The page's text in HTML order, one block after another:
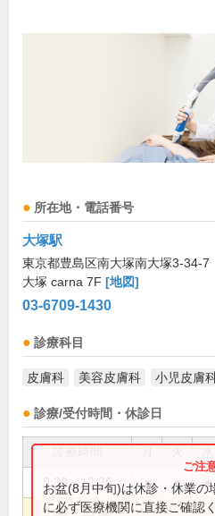
所在地・電話番号
大塚駅
東京都豊島区南大塚南大塚3-34-7
大塚 carna 7F [地図]
03-6709-1430
診療科目
皮膚科 美容皮膚科 小児皮膚
診療/受付時間・休診日
9:30～12:30 ● ● ●
9:30～13:00
お盆(8月中旬)は休診・休業の
に必ず医療機関に直接ご確認